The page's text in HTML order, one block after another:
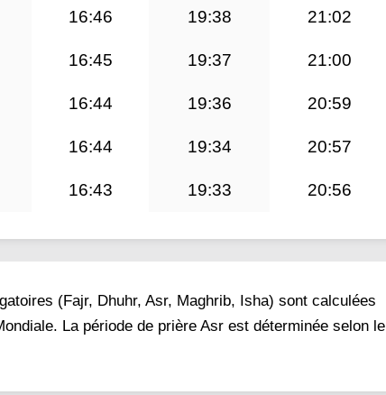
16:46 19:38 21:02
16:45 19:37 21:00
16:44 19:36 20:59
16:44 19:34 20:57
16:43 19:33 20:56
(Fajr, Dhuhr, Asr, Maghrib, Isha) sont calculées
La période de prière Asr est déterminée selon le